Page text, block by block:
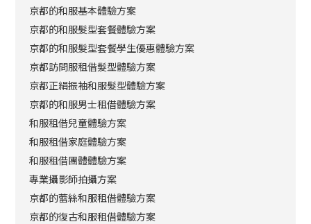
京都的和服基本體驗方案
京都的和服髮型套餐體驗方案
京都的和服髮型套餐學生優惠體驗方案
京都訪問服租借髮型體驗方案
京都正絹振袖和服髮型體驗方案
京都的和服男士租借體驗方案
和服租借兒童體驗方案
和服租借家庭體驗方案
和服租借團體體驗方案
專業攝影師拍攝方案
京都的蕾絲和服租借體驗方案
京都的復古和服租借體驗方案